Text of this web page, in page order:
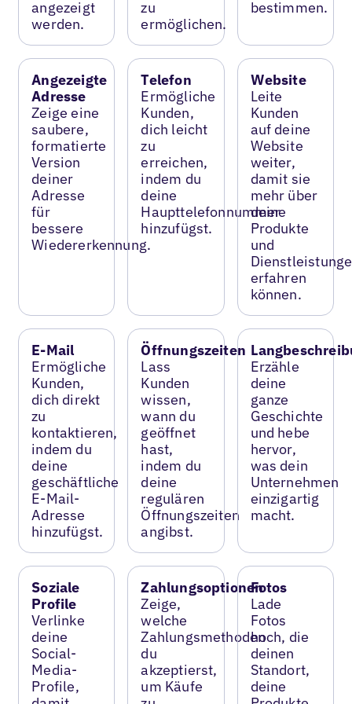
angezeigt
werden.
zu
ermöglichen.
bestimmen.
Angezeigte
Adresse
Zeige eine
saubere,
formatierte
Version
deiner
Adresse
für
bessere
Wiedererkennung.
Telefon
Ermögliche
Kunden,
dich leicht
zu
erreichen,
indem du
deine
Haupttelefonnummer
hinzufügst.
Website
Leite
Kunden
auf deine
Website
weiter,
damit sie
mehr über
deine
Produkte
und
erfahren
können.
E-Mail
Ermögliche
Kunden,
dich direkt
zu
kontaktieren,
indem du
deine
geschäftliche
E-Mail-
Adresse
hinzufügst.
Öffnungszeiten
Lass
Kunden
wissen,
wann du
geöffnet
hast,
indem du
deine
regulären
Öffnungszeiten
angibst.
Erzähle
deine
ganze
Geschichte
und hebe
hervor,
was dein
Unternehmen
einzigartig
macht.
Soziale
Profile
Verlinke
deine
Social-
Media-
Profile,
Zahlungsoptionen
Zeige,
welche
Zahlungsmethoden
du
akzeptierst,
um Käufe
Fotos
Lade
Fotos
hoch, die
deinen
Standort,
deine